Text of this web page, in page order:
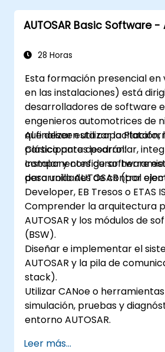
AUTOSAR Basic Software -
28 Horas
Esta formación presencial en
en las instalaciones) está
desarrolladores de software
engenieros automotrices de
que deseen utilizar la
Clásica para desarrollar,
componentes de software
para unidades de control
Al finalizar esta capacitación,
participantes podrán:
Instalar y configurar
desarrollo AUTOSAR (por
Developer, EB Tresos o ETAS
Comprender la arquitectura
AUTOSAR y los módulos de
(BSW).
Diseñar e implementar el
AUTOSAR y la pila de
stack).
Utilizar CANoe o
simulación, pruebas y
entorno AUTOSAR.
Leer más...